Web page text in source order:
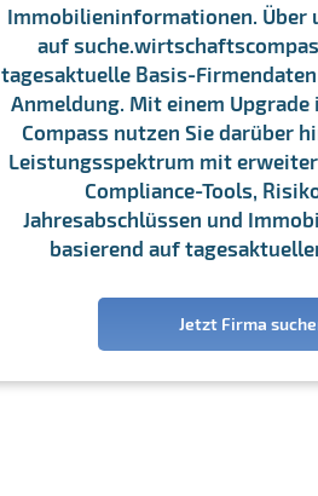
Immobilieninformationen. Über
auf
tagesaktuelle Basis-
Anmeldung. Mit einem
Compass nutzen Sie darüber
Leistungsspektrum mit
Compliance-Tools,
Jahresabschlüssen und
basierend auf
Jetzt Firma